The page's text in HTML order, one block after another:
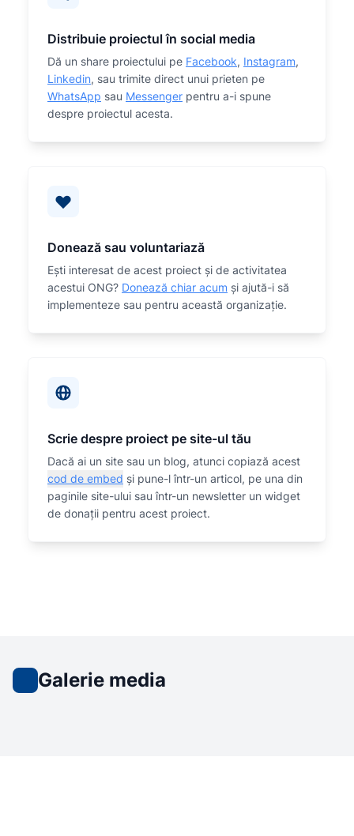
Distribuie proiectul în social media
Dă un share proiectului pe Facebook, Instagram,
Linkedin, sau trimite direct unui prieten pe
WhatsApp sau Messenger pentru a-i spune
despre proiectul acesta.
Donează sau voluntariază
Eşti interesat de acest proiect și de activitatea
acestui ONG? Donează chiar acum și ajută-i să
implementeze sau pentru această organizaţie.
Scrie despre proiect pe site-ul tău
Dacă ai un site sau un blog, atunci copiază acest
cod de embed și pune-l într-un articol, pe una din
paginile site-ului sau într-un newsletter un widget
de donații pentru acest proiect.
Galerie media